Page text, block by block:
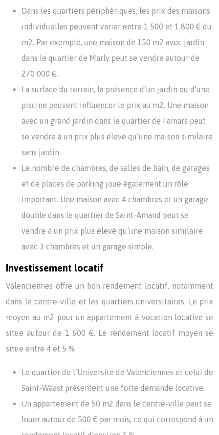
Dans les quartiers périphériques, les prix des maisons
individuelles peuvent varier entre 1 500 et 1 800 € du
m2. Par exemple, une maison de 150 m2 avec jardin
dans le quartier de Marly peut se vendre autour de
270 000 €.
La surface du terrain, la présence d’un jardin ou d’une
piscine peuvent influencer le prix au m2. Une maison
avec un grand jardin dans le quartier de Famars peut
se vendre à un prix plus élevé qu’une maison similaire
sans jardin.
Le nombre de chambres, de salles de bain, de garages
et de places de parking joue également un rôle
important. Une maison avec 4 chambres et un garage
double dans le quartier de Saint-Amand peut se
vendre à un prix plus élevé qu’une maison similaire
avec 3 chambres et un garage simple.
Investissement locatif
Valenciennes offre un bon rendement locatif, notamment
dans le centre-ville et les quartiers universitaires. Le prix
moyen au m2 pour un appartement à vocation locative se
situe autour de 1 600 €. Le rendement locatif moyen se
situe entre 4 et 5 %.
Le quartier de l’Université de Valenciennes et celui de
Saint-Waast présentent une forte demande locative.
Un appartement de 50 m2 dans le centre-ville peut se
louer autour de 500 € par mois, ce qui correspond à un